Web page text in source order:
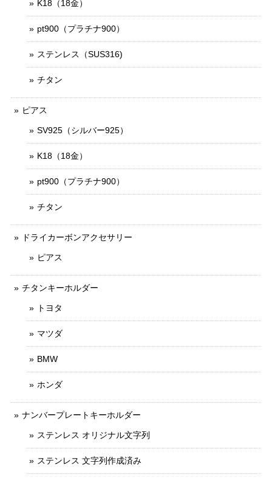
K18（18金）
pt900（プラチナ900）
ステンレス（SUS316)
チタン
ピアス
SV925（シルバー925）
K18（18金）
pt900（プラチナ900）
チタン
ドライカーボンアクセサリー
ピアス
チタンキーホルダー
トヨタ
マツダ
BMW
ホンダ
ナンバープレートキーホルダー
ステンレス オリジナル文字列
ステンレス 文字列作成済み